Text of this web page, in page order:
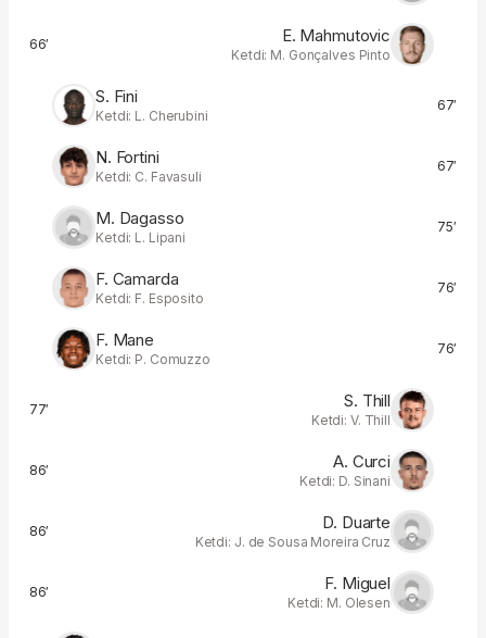
66′ E. Mahmutovic
Ketdi: M. Gonçalves Pinto
67′
S. Fini
Ketdi: L. Cherubini
67′
N. Fortini
Ketdi: C. Favasuli
75′
M. Dagasso
Ketdi: L. Lipani
76′
F. Camarda
Ketdi: F. Esposito
76′
F. Mane
Ketdi: P. Comuzzo
77′ S. Thill
Ketdi: V. Thill
86′ A. Curci
Ketdi: D. Sinani
86′ D. Duarte
Ketdi: J. de Sousa Moreira Cruz
86′ F. Miguel
Ketdi: M. Olesen